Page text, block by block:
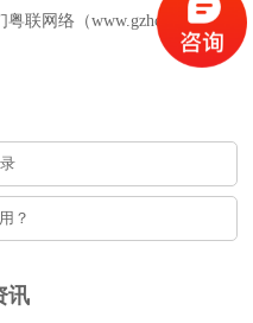
联网络（www.gzhchl.com
？
讯